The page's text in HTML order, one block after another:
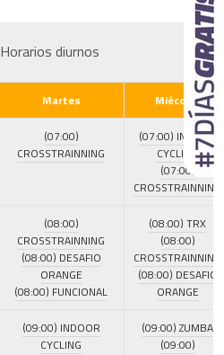
Horarios diurnos
Martes Miécoles
(07:00)
CROSSTRAINNING
(07:00) INDOOR
CYCLING
(07:00)
CROSSTRAINNING
(08:00)
CROSSTRAINNING
(08:00) DESAFIO
ORANGE
(08:00) FUNCIONAL
(08:00) TRX
(08:00)
CROSSTRAINNING
(08:00) DESAFIO
ORANGE
(09:00) INDOOR
CYCLING
(09:00) ZUMBA
(09:00)